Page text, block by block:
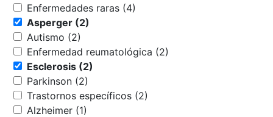
Enfermedades raras (4)
Asperger (2)
Autismo (2)
Enfermedad reumatológica (2)
Esclerosis (2)
Parkinson (2)
Trastornos específicos (2)
Alzheimer (1)